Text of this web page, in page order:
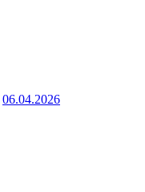
06.04.2026